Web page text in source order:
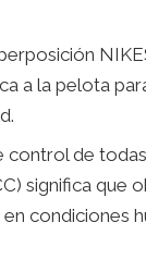
a la pelota
control de
significa que
condiciones